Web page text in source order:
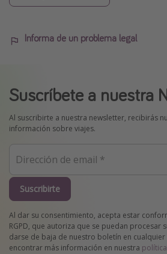
Informa de un problema legal
Suscríbete a nuestra
Al suscribirte a nuestra newsletter, recibirás
información sobre viajes.
Suscribirte
Al dar su consentimiento, acepta estar
RGPD, que autoriza que se puedan procesar
darse de baja de nuestro boletín en
encontrar más información en nuestra